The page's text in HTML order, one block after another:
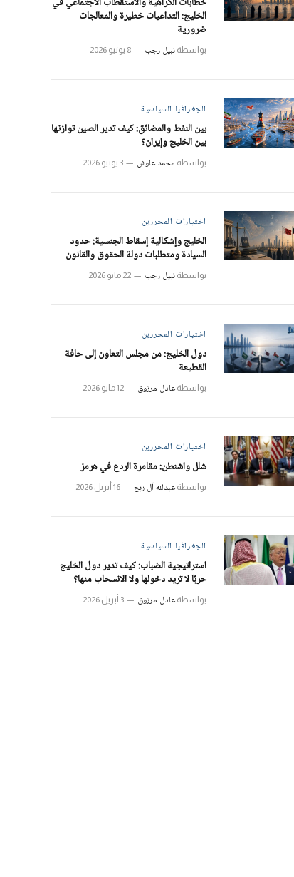
الخليج: التداعيات خطيرة والمعالجات
ضرورية
بواسطة نبيل رجب 8 يونيو 2026
الجغرافيا السياسية
بين النفط والمضائق: كيف تدير الصين توازنها
بين الخليج وإيران؟
بواسطة محمد علوش 3 يونيو 2026
اختيارات المحررين
الخليج وإشكالية إسقاط الجنسية: حدود
السيادة ومتطلبات دولة الحقوق والقانون
بواسطة نبيل رجب 22 مايو 2026
اختيارات المحررين
دول الخليج: من مجلس التعاون إلى حافة
القطيعة
بواسطة عادل مرزوق 12 مايو 2026
اختيارات المحررين
شلل واشنطن: مقامرة الردع في هرمز
بواسطة عبدلله آل ربح 16 أبريل 2026
الجغرافيا السياسية
استراتيجية الضباب: كيف تدير دول الخليج
حربًا لا تريد دخولها ولا الانسحاب منها؟
بواسطة عادل مرزوق 3 أبريل 2026